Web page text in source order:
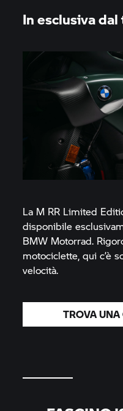
In esclusiva
La M RR Limited
disponibile
BMW Motorrad.
motociclette, qui c’è
velocità.
TROVA